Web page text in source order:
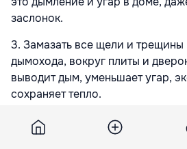
заслонок.
3. Замазать все щели и трещины
дымохода, вокруг плиты и
выводит дым, уменьшает угар,
сохраняет тепло.
4. Ознакомиться с
конструкции печи и правилами